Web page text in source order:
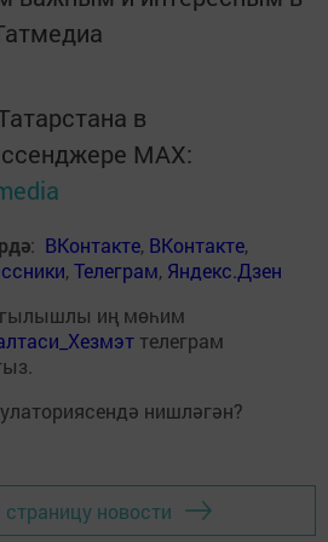
в
MАХ:
: ВКонтакте, ВКонтакте,
,Телеграм, Яндекс.Дзен
иң мөһим
телеграм
страницу новости